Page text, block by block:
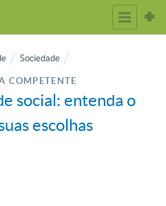
Sociedade
COMPETENTE
social: entenda o
escolhas